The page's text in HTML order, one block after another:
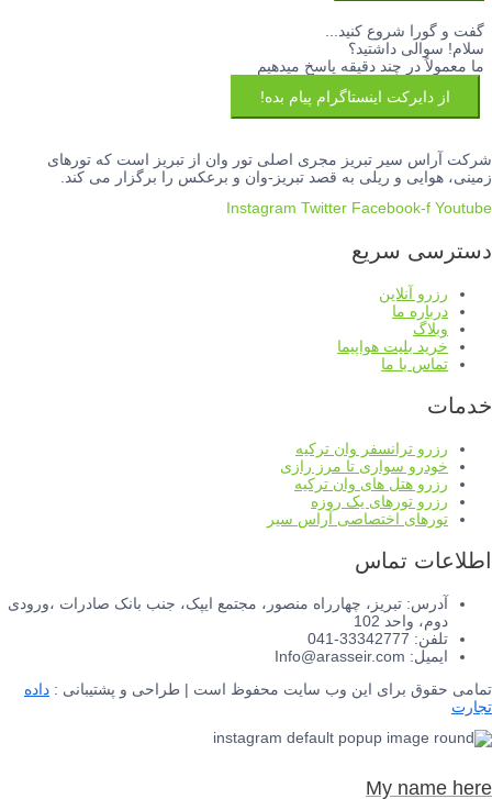
گفت و گورا شروع کنید...
سلام! سوالی داشتید؟
ما معمولاً در چند دقیقه پاسخ میدهیم
از دایرکت اینستاگرام پیام بده!
شرکت آراس سیر تبریز مجری اصلی تور وان از تبریز است که تورهای
زمینی، هوایی و ریلی به قصد تبریز-وان و برعکس را برگزار می کند.
Instagram Twitter Facebook-f Youtube
دسترسی سریع
رزرو آنلاین
درباره ما
وبلاگ
خرید بلیت هواپیما
تماس با ما
خدمات
رزرو ترانسفر وان ترکیه
خودرو سواری تا مرز رازی
رزرو هتل های وان ترکیه
رزرو تورهای یک روزه
تورهای اختصاصی آراس سیر
اطلاعات تماس
آدرس: تبریز، چهارراه منصور، مجتمع ایپک، جنب بانک صادرات ،ورودی
دوم، واحد 102
تلفن: 33342777-041
ایمیل: Info@arasseir.com
تمامی حقوق برای این وب سایت محفوظ است | طراحی و پشتیبانی : داده
تجارت
My name here